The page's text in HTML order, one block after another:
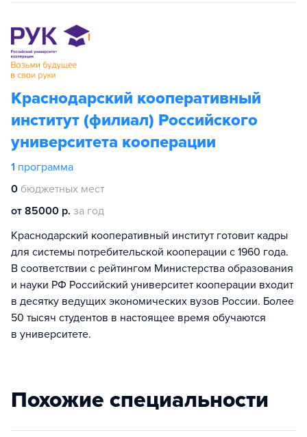
Краснодарский кооперативный
институт (филиал) Российского
университета кооперации
1 программа
0 бюджетных мест
от 85000 р. за год
Краснодарский кооперативный институт готовит кадры
для системы потребительской кооперации с 1960 года.
В соответствии с рейтингом Министерства образования
и науки РФ Российский университет кооперации входит
в десятку ведущих экономических вузов России. Более
50 тысяч студентов в настоящее время обучаются
в университете.
Похожие специальности